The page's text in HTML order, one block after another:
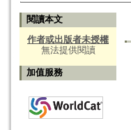
閱讀本文
作者或出版者未授權
無法提供閱讀
加值服務